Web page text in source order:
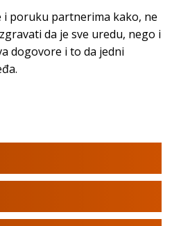
i poruku partnerima kako, ne
da je sve uredu, nego i
dogovore i to da jedni